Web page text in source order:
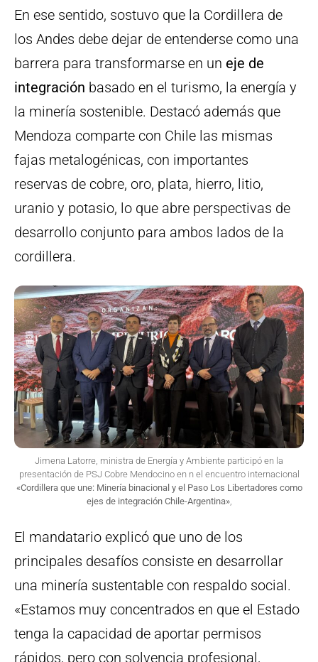
En ese sentido, sostuvo que la Cordillera de
los Andes debe dejar de entenderse como una
barrera para transformarse en un eje de
integración basado en el turismo, la energía y
la minería sostenible. Destacó además que
Mendoza comparte con Chile las mismas
fajas metalogénicas, con importantes
reservas de cobre, oro, plata, hierro, litio,
uranio y potasio, lo que abre perspectivas de
desarrollo conjunto para ambos lados de la
cordillera.
Jimena Latorre, ministra de Energía y Ambiente participó en la
presentación de PSJ Cobre Mendocino en n el encuentro internacional
«Cordillera que une: Minería binacional y el Paso Los Libertadores como
ejes de integración Chile-Argentina»,
El mandatario explicó que uno de los
principales desafíos consiste en desarrollar
una minería sustentable con respaldo social.
«Estamos muy concentrados en que el Estado
tenga la capacidad de aportar permisos
rápidos, pero con solvencia profesional,